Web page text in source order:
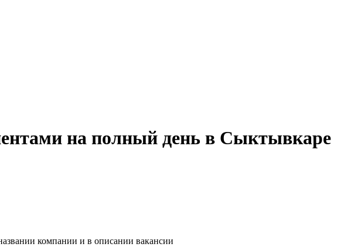
на полный день в Сыктывкаре
компании и в описании вакансии